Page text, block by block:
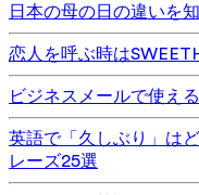
日本の母の日の違いを知
恋人を呼ぶ時は
ビジネスメールで使え
英語で「久しぶり」は
レーズ25選